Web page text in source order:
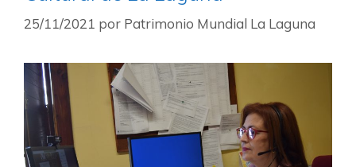
25/11/2021 por Patrimonio Mundial La Laguna